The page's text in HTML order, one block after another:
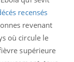
recensés
revenant
où circule le
supérieure